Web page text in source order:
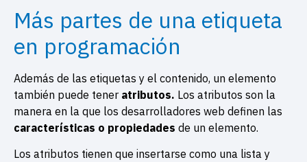
Más partes de una etiqueta
en programación
Además de las etiquetas y el contenido, un elemento
también puede tener atributos. Los atributos son la
manera en la que los desarrolladores web definen las
características o propiedades de un elemento.
Los atributos tienen que insertarse como una lista y